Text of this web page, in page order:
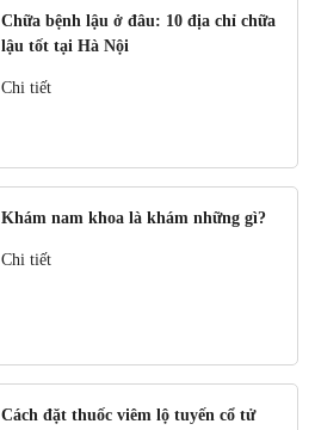
Chữa bệnh lậu ở đâu: 10 địa chỉ chữa
lậu tốt tại Hà Nội
Chi tiết
Khám nam khoa là khám những gì?
Chi tiết
Cách đặt thuốc viêm lộ tuyến cổ tử